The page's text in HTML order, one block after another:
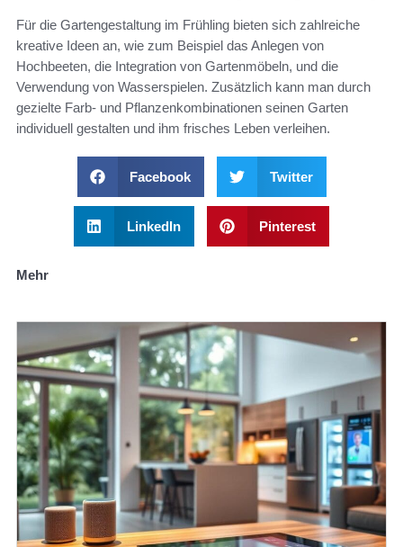
Für die Gartengestaltung im Frühling bieten sich zahlreiche
kreative Ideen an, wie zum Beispiel das Anlegen von
Hochbeeten, die Integration von Gartenmöbeln, und die
Verwendung von Wasserspielen. Zusätzlich kann man durch
gezielte Farb- und Pflanzenkombinationen seinen Garten
individuell gestalten und ihm frisches Leben verleihen.
Facebook Twitter
LinkedIn Pinterest
Mehr